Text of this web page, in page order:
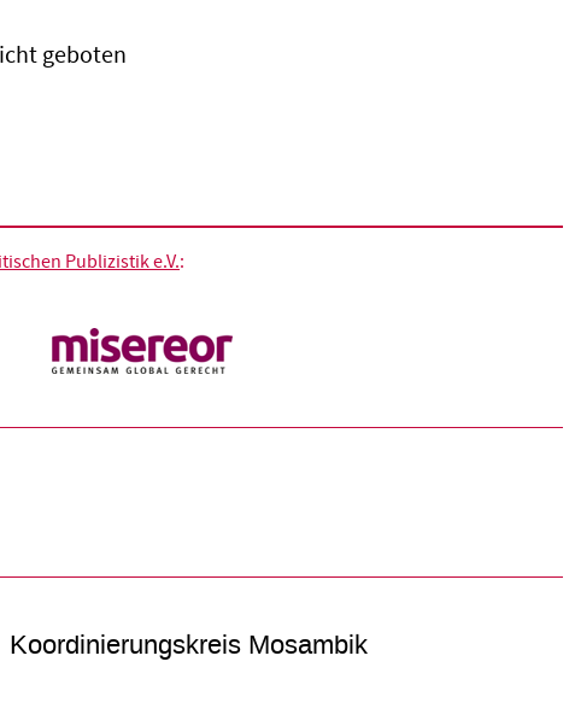
geboten
Publizistik e.V.:
Koordinierungskreis Mosambik